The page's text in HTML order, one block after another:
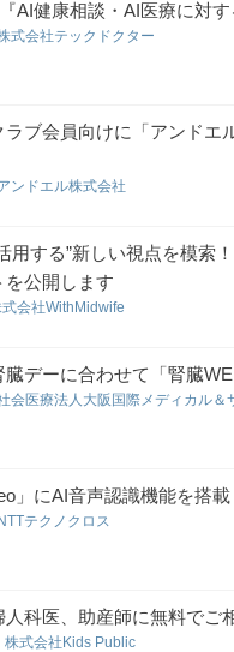
AI健康相談・AI医療に対
式会社テックドクター
ブ会員向けに「アンドエ
ンドエル株式会社
用する”新しい視点を模索
を公開します
式会社WithMidwife
デーに合わせて「腎臓
会医療法人大阪国際メディカル＆
」にAI音声認識機能を搭載
NTTテクノクロス
科医、助産師に無料でご
株式会社Kids Public